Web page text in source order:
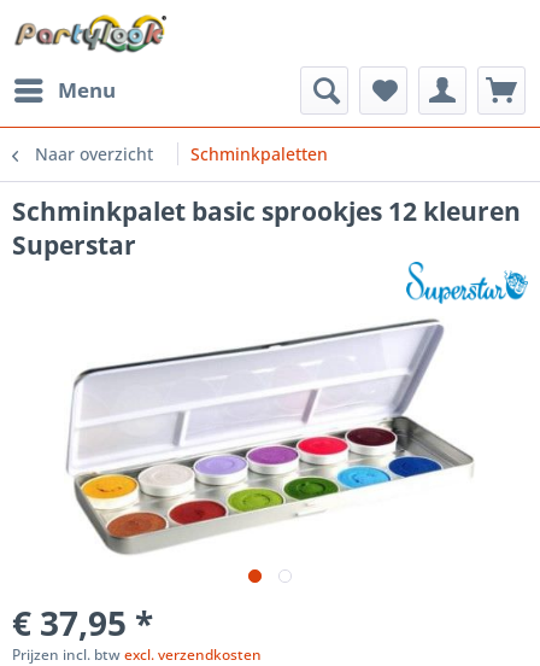
Menu
Naar overzicht Schminkpaletten
Schminkpalet basic sprookjes 12 kleuren
Superstar
€ 37,95 *
Prijzen incl. btwexcl. verzendkosten